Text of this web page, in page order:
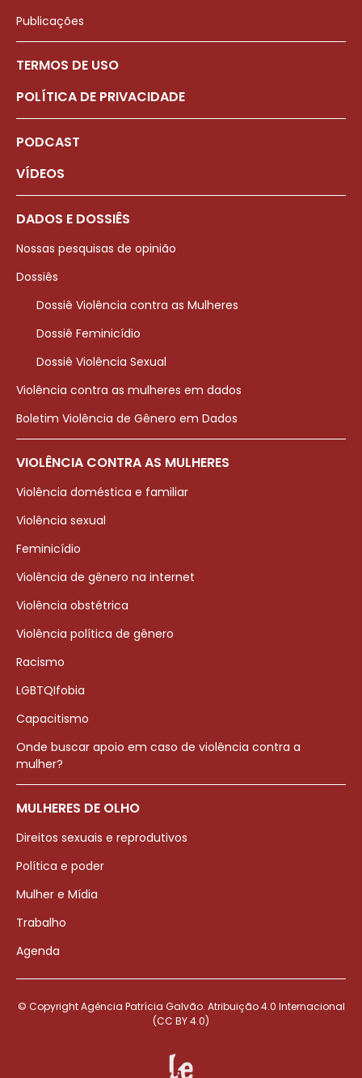
Publicações
TERMOS DE USO
POLÍTICA DE PRIVACIDADE
PODCAST
VÍDEOS
DADOS E DOSSIÊS
Nossas pesquisas de opinião
Dossiês
Dossiê Violência contra as Mulheres
Dossiê Feminicídio
Dossiê Violência Sexual
Violência contra as mulheres em dados
Boletim Violência de Gênero em Dados
VIOLÊNCIA CONTRA AS MULHERES
Violência doméstica e familiar
Violência sexual
Feminicídio
Violência de gênero na internet
Violência obstétrica
Violência política de gênero
Racismo
LGBTQIfobia
Capacitismo
Onde buscar apoio em caso de violência contra a
mulher?
MULHERES DE OLHO
Direitos sexuais e reprodutivos
Política e poder
Mulher e Mídia
Trabalho
Agenda
© Copyright Agência Patrícia Galvão. Atribuição 4.0 Internacional
(CC BY 4.0)